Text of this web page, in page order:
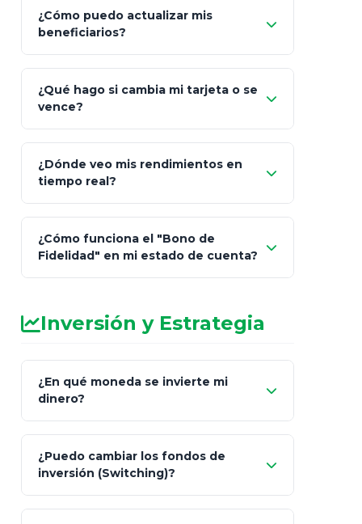
"Mis Pólizas" > "Documentos"
¿Cómo puedo actualizar mis
beneficiarios?
¿Qué hago si cambia mi tarjeta o se
vence?
"Link
de Cobro Seguro"
¿Dónde veo mis rendimientos en
tiempo real?
¿Cómo funciona el "Bono de
Fidelidad" en mi estado de cuenta?
Inversión y Estrategia
¿En qué moneda se invierte mi
dinero?
inflación), Dólares o Euros
¿Puedo cambiar los fondos de
inversión (Switching)?